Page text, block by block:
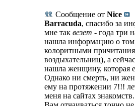
Сообщение от Nice
Barracuda, спасибо за
мне так везет - года три
нашла информацию о
колоритными
воздыхательниц), а
нашла женщину, которая
Однако ни смерть, ни
ему на протяжении 7!!!
меня на сайтах знакомств.